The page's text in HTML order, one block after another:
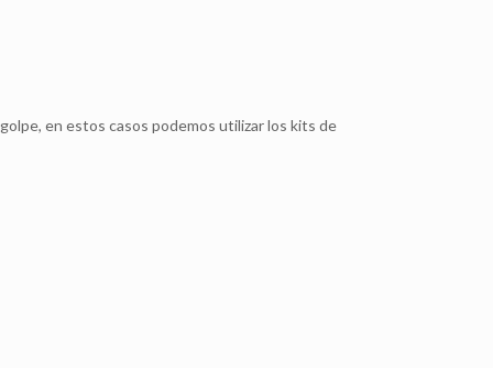
en estos casos podemos utilizar los kits de